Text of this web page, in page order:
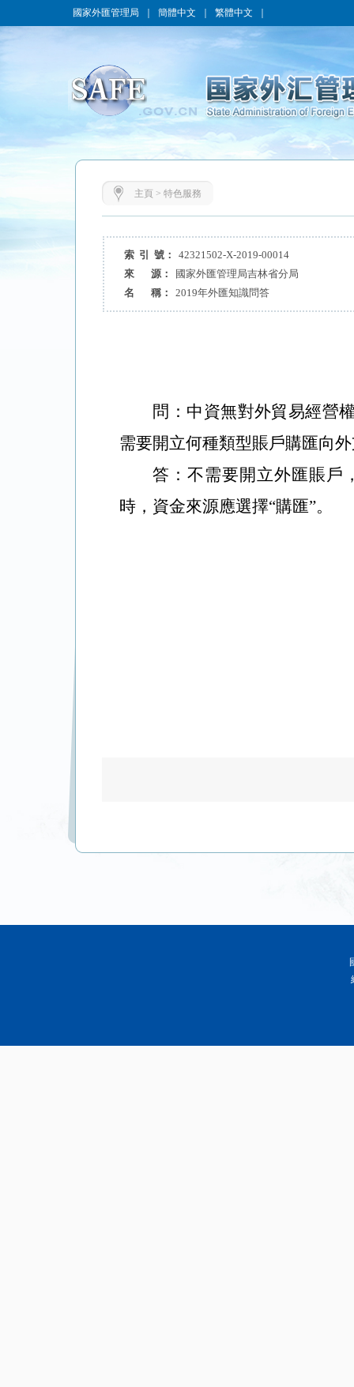
國家外匯管理局 簡體中文 繁體中文
主頁 > 特色服務
索 引 號：
42321502-X-2019-00014
來 源：
國家外匯管理局吉林省分局
名 稱：
2019年外匯知識問答
問： 中資無對外貿易經營
需要開立何種類型賬戶購匯向
答：不需要開立外匯賬戶
時，資金來源應選擇“購匯”。